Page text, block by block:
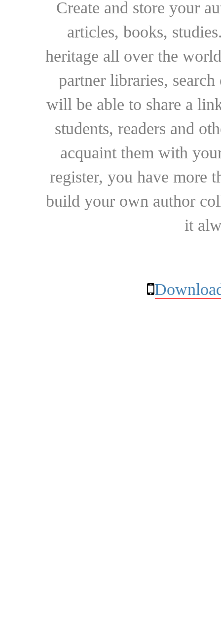
Create and store your
articles, books,
heritage all over the
partner libraries,
will be able to share a
students, readers and
acquaint them with
register, you have more
build your own author
it